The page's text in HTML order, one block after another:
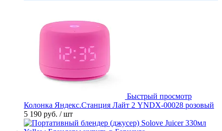
Быстрый просмотр
Колонка Яндекс.Станция Лайт 2 YNDX-00028 розовый
5 190 руб. / шт